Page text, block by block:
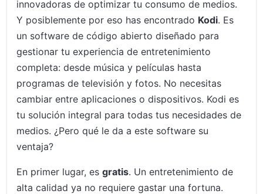
innovadoras de optimizar tu consumo de medios.
Y posiblemente por eso has encontrado Kodi. Es
un software de código abierto diseñado para
gestionar tu experiencia de entretenimiento
completa: desde música y películas hasta
programas de televisión y fotos. No necesitas
cambiar entre aplicaciones o dispositivos. Kodi es
tu solución integral para todas tus necesidades de
medios. ¿Pero qué le da a este software su
ventaja?
En primer lugar, esgratis. Un entretenimiento de
alta calidad ya no requiere gastar una fortuna.